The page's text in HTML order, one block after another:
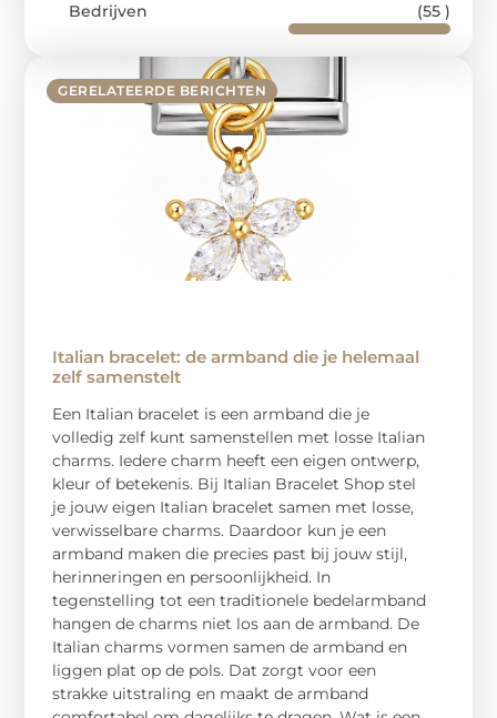
GERELATEERDE BERICHTEN
Italian bracelet: de armband die je helemaal
zelf samenstelt
Een Italian bracelet is een armband die je
volledig zelf kunt samenstellen met losse Italian
charms. Iedere charm heeft een eigen ontwerp,
kleur of betekenis. Bij Italian Bracelet Shop stel
je jouw eigen Italian bracelet samen met losse,
verwisselbare charms. Daardoor kun je een
armband maken die precies past bij jouw stijl,
herinneringen en persoonlijkheid. In
tegenstelling tot een traditionele bedelarmband
hangen de charms niet los aan de armband. De
Italian charms vormen samen de armband en
liggen plat op de pols. Dat zorgt voor een
strakke uitstraling en maakt de armband
Bedrijven
(55 )